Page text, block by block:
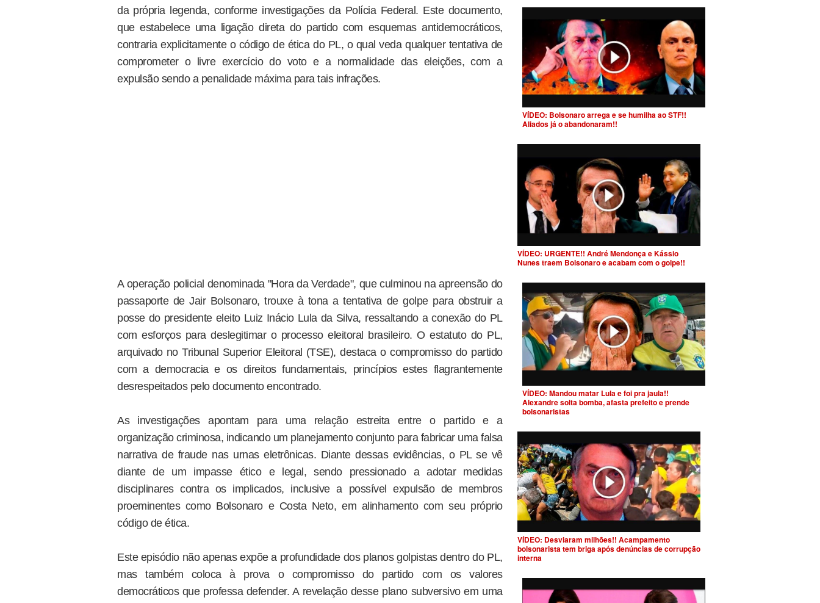
da própria legenda, conforme investigações da Polícia Federal. Este documento,
que estabelece uma ligação direta do partido com esquemas antidemocráticos,
contraria explicitamente o código de ética do PL, o qual veda qualquer tentativa de
comprometer o livre exercício do voto e a normalidade das eleições, com a
expulsão sendo a penalidade máxima para tais infrações.
A operação policial denominada "Hora da Verdade", que culminou na apreensão do
passaporte de Jair Bolsonaro, trouxe à tona a tentativa de golpe para obstruir a
posse do presidente eleito Luiz Inácio Lula da Silva, ressaltando a conexão do PL
com esforços para deslegitimar o processo eleitoral brasileiro. O estatuto do PL,
arquivado no Tribunal Superior Eleitoral (TSE), destaca o compromisso do partido
com a democracia e os direitos fundamentais, princípios estes flagrantemente
desrespeitados pelo documento encontrado.
As investigações apontam para uma relação estreita entre o partido e a
organização criminosa, indicando um planejamento conjunto para fabricar uma falsa
narrativa de fraude nas urnas eletrônicas. Diante dessas evidências, o PL se vê
diante de um impasse ético e legal, sendo pressionado a adotar medidas
disciplinares contra os implicados, inclusive a possível expulsão de membros
proeminentes como Bolsonaro e Costa Neto, em alinhamento com seu próprio
código de ética.
Este episódio não apenas expõe a profundidade dos planos golpistas dentro do PL,
mas também coloca à prova o compromisso do partido com os valores
democráticos que professa defender. A revelação desse plano subversivo em uma
VÍDEO: Bolsonaro arrega e se humilha ao STF!!
Aliados já o abandonaram!!
VÍDEO: URGENTE!! André Mendonça e Kássio
Nunes traem Bolsonaro e acabam com o golpe!!
VÍDEO: Mandou matar Lula e foi pra jaula!!
Alexandre solta bomba, afasta prefeito e prende
bolsonaristas
VÍDEO: Desviaram milhões!! Acampamento
bolsonarista tem briga após denúncias de corrupção
interna